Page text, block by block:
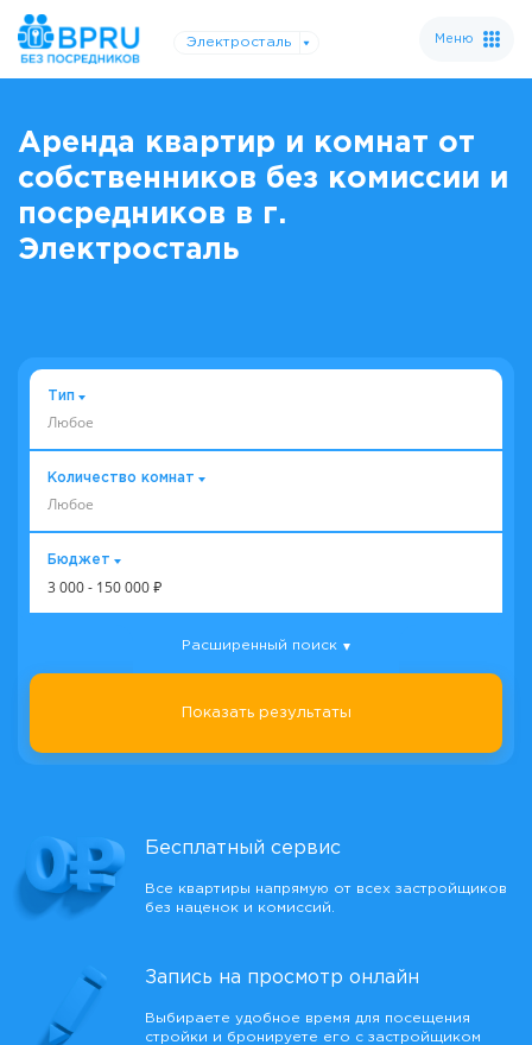
Электросталь Меню
Аренда квартир и комнат от
собственников без комиссии и
посредников в г.
Электросталь
Тип
Любое
Количество комнат
Любое
Бюджет
3 000- 150 000 ₽
Показать результаты
Расширенный поиск
Бесплатный сервис
Все квартиры напрямую от всех застройщиков
без наценок и комиссий.
Запись на просмотр онлайн
Выбираете удобное время для посещения
стройки и бронируете его с застройщиком